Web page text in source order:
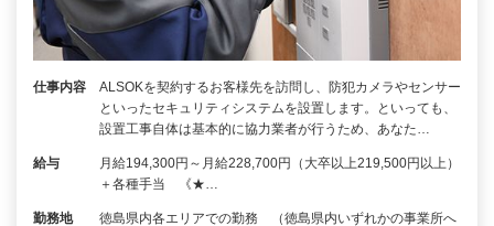
仕事内容
ALSOKを契約するお客様先を訪問し、防犯カメラやセンサー
といったセキュリティシステムを設置します。といっても、
設置工事自体は基本的に協力業者が行うため、あなた…
給与
月給194,300円～月給228,700円（大卒以上219,500円以上）
＋各種手当 《★…
勤務地
徳島県内各エリアでの勤務 （徳島県内いずれかの事業所へ